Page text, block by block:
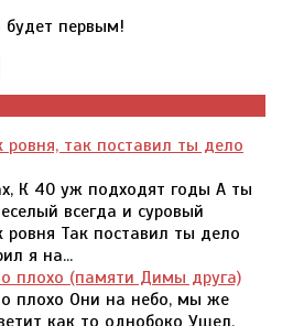
первым!
так поставил ты дело
К 40 уж подходят годы А ты
всегда и суровый
Так поставил ты дело
я на...
плохо (памяти Димы друга)
плохо Они на небо, мы же